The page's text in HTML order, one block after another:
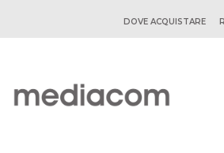
DOVE ACQUISTARE